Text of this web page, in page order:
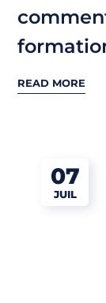
READ MORE
07
JUIL